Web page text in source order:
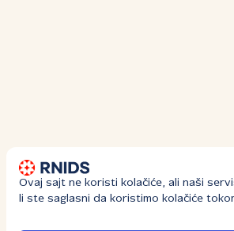
Ovaj sajt ne koristi kolačiće, ali naši
li ste saglasni da koristimo kolačiće